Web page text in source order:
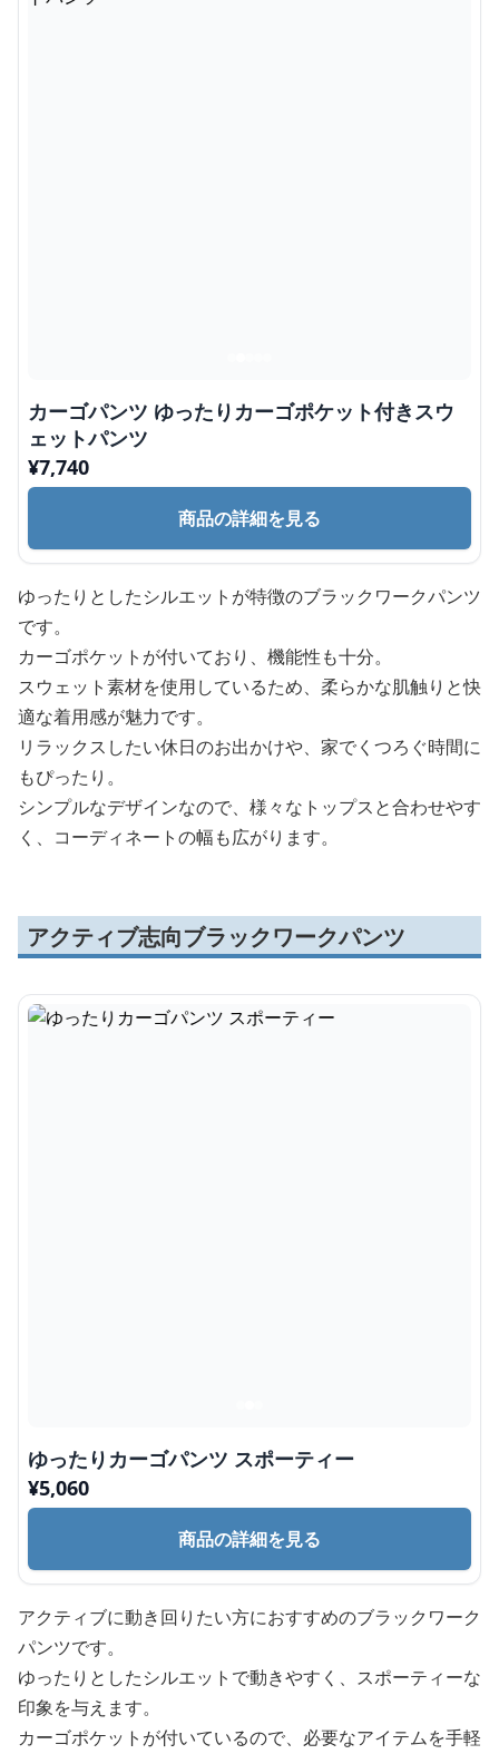
カーゴパンツ ゆったりカーゴポケット付きスウ
ェットパンツ
¥7,740
商品の詳細を見る
ゆったりとしたシルエットが特徴のブラックワークパンツ
です。
カーゴポケットが付いており、機能性も十分。
スウェット素材を使用しているため、柔らかな肌触りと快
適な着用感が魅力です。
リラックスしたい休日のお出かけや、家でくつろぐ時間に
もぴったり。
シンプルなデザインなので、様々なトップスと合わせやす
く、コーディネートの幅も広がります。
アクティブ志向ブラックワークパンツ
ゆったりカーゴパンツ スポーティー
¥5,060
商品の詳細を見る
アクティブに動き回りたい方におすすめのブラックワーク
パンツです。
ゆったりとしたシルエットで動きやすく、スポーティーな
印象を与えます。
カーゴポケットが付いているので、必要なアイテムを手軽